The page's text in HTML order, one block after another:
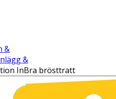
&
&
InBra brösttratt